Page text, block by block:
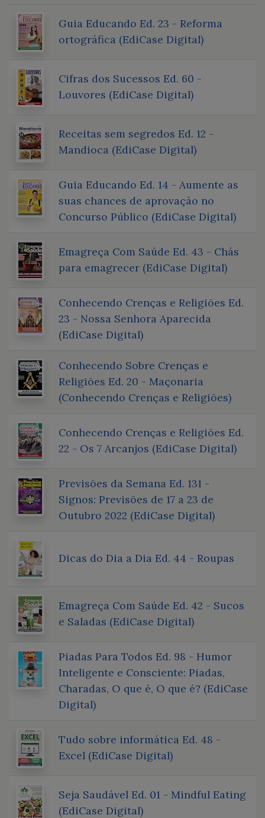
Guia Educando Ed. 23 - Reforma
ortográfica (EdiCase Digital)
Cifras dos Sucessos Ed. 60 -
Louvores (EdiCase Digital)
Receitas sem segredos Ed. 12 -
Mandioca (EdiCase Digital)
Guia Educando Ed. 14 - Aumente as
suas chances de aprovação no
Concurso Público (EdiCase Digital)
Emagreça Com Saúde Ed. 43 - Chás
para emagrecer (EdiCase Digital)
Conhecendo Crenças e Religiões Ed.
23 - Nossa Senhora Aparecida
(EdiCase Digital)
Conhecendo Sobre Crenças e
Religiões Ed. 20 - Maçonaria
(Conhecendo Crenças e Religiões)
Conhecendo Crenças e Religiões Ed.
22 - Os 7 Arcanjos (EdiCase Digital)
Previsões da Semana Ed. 131 -
Signos: Previsões de 17 a 23 de
Outubro 2022 (EdiCase Digital)
Dicas do Dia a Dia Ed. 44 - Roupas
Emagreça Com Saúde Ed. 42 - Sucos
e Saladas (EdiCase Digital)
Piadas Para Todos Ed. 98 - Humor
Inteligente e Consciente: Piadas,
Charadas, O que é, O que é? (EdiCase
Digital)
Tudo sobre informática Ed. 48 -
Excel (EdiCase Digital)
Seja Saudável Ed. 01 - Mindful Eating
(EdiCase Digital)